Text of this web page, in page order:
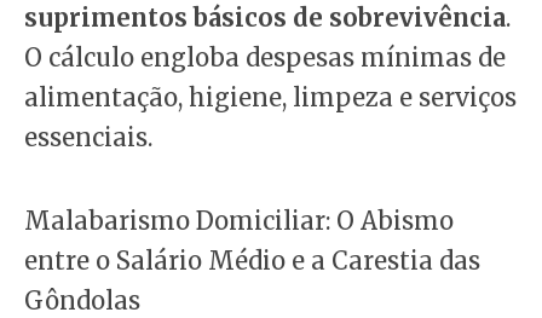
suprimentos básicos de sobrevivência.
O cálculo engloba despesas mínimas de
alimentação, higiene, limpeza e serviços
essenciais.
Malabarismo Domiciliar: O Abismo
entre o Salário Médio e a Carestia das
Gôndolas